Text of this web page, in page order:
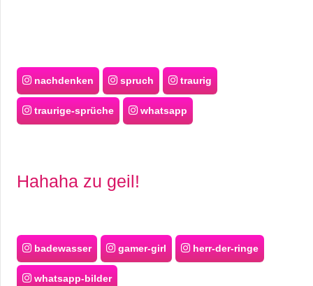
nachdenken spruch traurig
traurige-sprüche whatsapp
Hahaha zu geil!
badewasser gamer-girl herr-der-ringe
whatsapp-bilder